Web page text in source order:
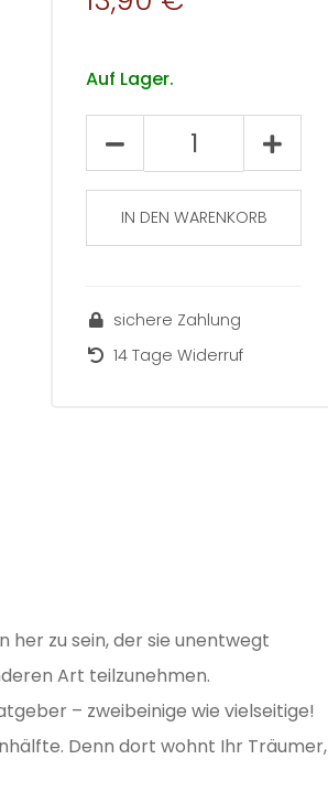
Auf Lager.
Materialien
Lehre,
Aus-
&
Menge
IN DEN WARENKORB
sichere Zahlung
14 Tage Widerruf
her zu sein, der sie unentwegt
Art teilzunehmen.
– zweibeinige wie vielseitige!
Denn dort wohnt Ihr Träumer,